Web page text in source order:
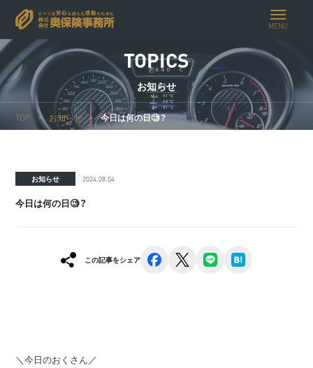
MENU
TOPICS
お知らせ
TOP お知らせ 今日は何の日🧐？
お知らせ 2024.08.04
今日は何の日🧐？
この記事をシェア facebook line
＼今日のおくさん／